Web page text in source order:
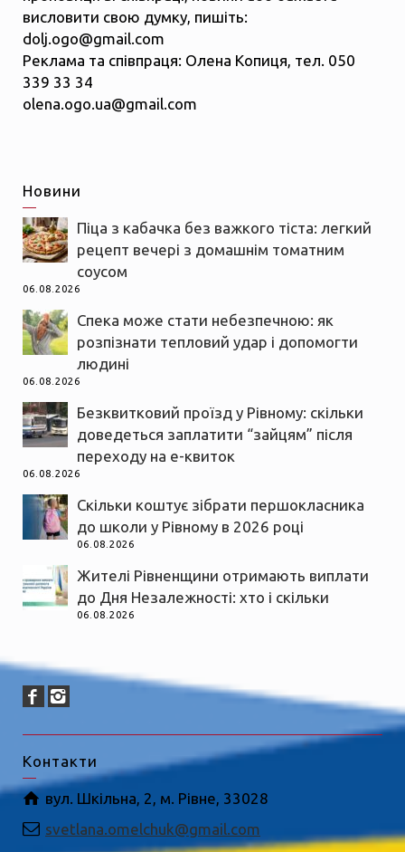
висловити свою думку, пишіть:
dolj.ogo@gmail.com
Реклама та співпраця: Олена Копиця, тел. 050
339 33 34
olena.ogo.ua@gmail.com
Новини
Піца з кабачка без важкого тіста: легкий
рецепт вечері з домашнім томатним
соусом
06.08.2026
Спека може стати небезпечною: як
розпізнати тепловий удар і допомогти
людині
06.08.2026
Безквитковий проїзд у Рівному: скільки
доведеться заплатити “зайцям” після
переходу на е-квиток
06.08.2026
Скільки коштує зібрати першокласника
до школи у Рівному в 2026 році
06.08.2026
Жителі Рівненщини отримають виплати
до Дня Незалежності: хто і скільки
06.08.2026
Контакти
вул. Шкільна, 2, м. Рівне, 33028
svetlana.omelchuk@gmail.com